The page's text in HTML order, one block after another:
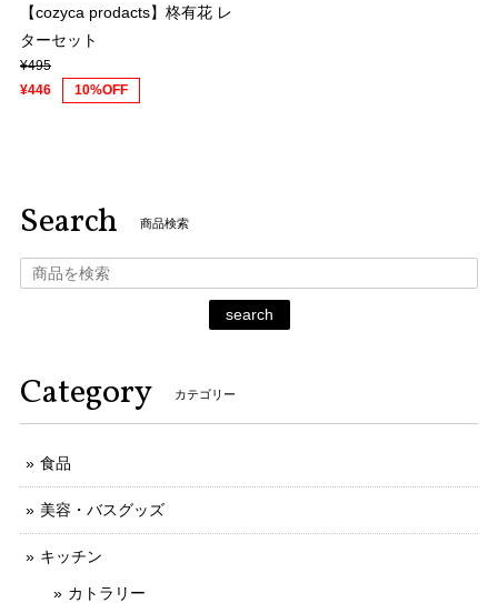
【cozyca prodacts】柊有花 レ
ターセット
¥495
¥446
10%OFF
Search 商品検索
search
Category カテゴリー
食品
美容・バスグッズ
キッチン
カトラリー